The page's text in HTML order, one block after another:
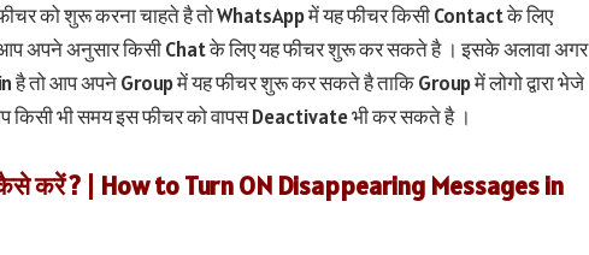
को शुरू करना चाहते है तो WhatsApp में यह फीचर किसी Contact के लिए
अपने अनुसार किसी Chat के लिए यह फीचर शुरू कर सकते है । इसके अलावा अगर
तो आप अपने Group में यह फीचर शुरू कर सकते है ताकि Group में लोगो द्वारा भेजे
भी समय इस फीचर को वापस Deactivate भी कर सकते है ।
करें ? | How to Turn ON Disappearing Messages in